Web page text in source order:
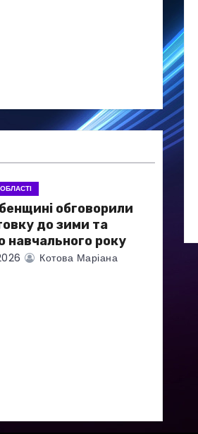
обговорили
до зими та
навчального року
Котова Маріана